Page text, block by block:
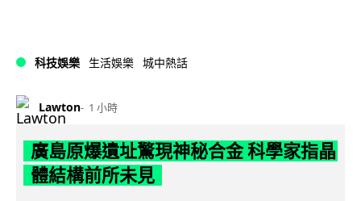
科技娛樂 生活娛樂 城中熱話
Lawton 1 小時
廣島原爆遺址驚現神秘合金 科學家指晶
體結構前所未見